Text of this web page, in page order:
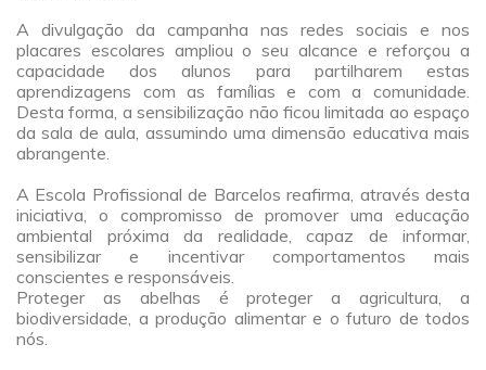
A divulgação da campanha nas redes sociais e nos
placares escolares ampliou o seu alcance e reforçou a
capacidade dos alunos para partilharem estas
aprendizagens com as famílias e com a comunidade.
Desta forma, a sensibilização não ficou limitada ao espaço
da sala de aula, assumindo uma dimensão educativa mais
abrangente.
A Escola Profissional de Barcelos reafirma, através desta
iniciativa, o compromisso de promover uma educação
ambiental próxima da realidade, capaz de informar,
sensibilizar e incentivar comportamentos mais
conscientes e responsáveis.
Proteger as abelhas é proteger a agricultura, a
biodiversidade, a produção alimentar e o futuro de todos
nós.